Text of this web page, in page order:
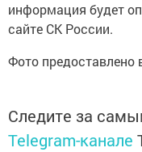
информация будет
сайте СК России.
Фото предоставлено
Следите за
Telegram-канале